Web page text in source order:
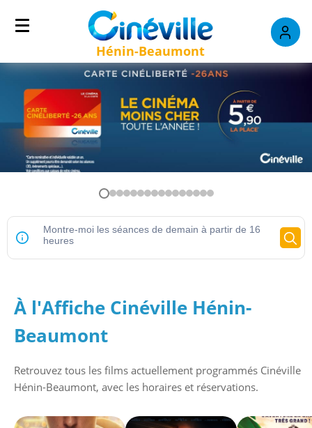
Hénin-Beaumont
À l'Affiche Cinéville Hénin-
Beaumont
Retrouvez tous les films actuellement programmés Cinéville
Hénin-Beaumont, avec les horaires et réservations.